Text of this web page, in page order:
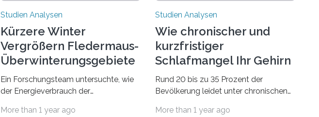
Studien Analysen
Kürzere Winter
Vergrößern Fledermaus-
Überwinterungsgebiete
in Europa
Ein Forschungsteam untersuchte, wie
der Energieverbrauch der
von der Temperatur beeinflusst wird,
More than 1 year ago
Studien Analysen
Wie chronischer und
kurzfristiger
Schlafmangel Ihr Gehirn
verändert
Rund 20 bis zu 35 Prozent der
Bevölkerung leidet unter chronischen
sogar die Hälfte aller Menschen. Fast
More than 1 year ago